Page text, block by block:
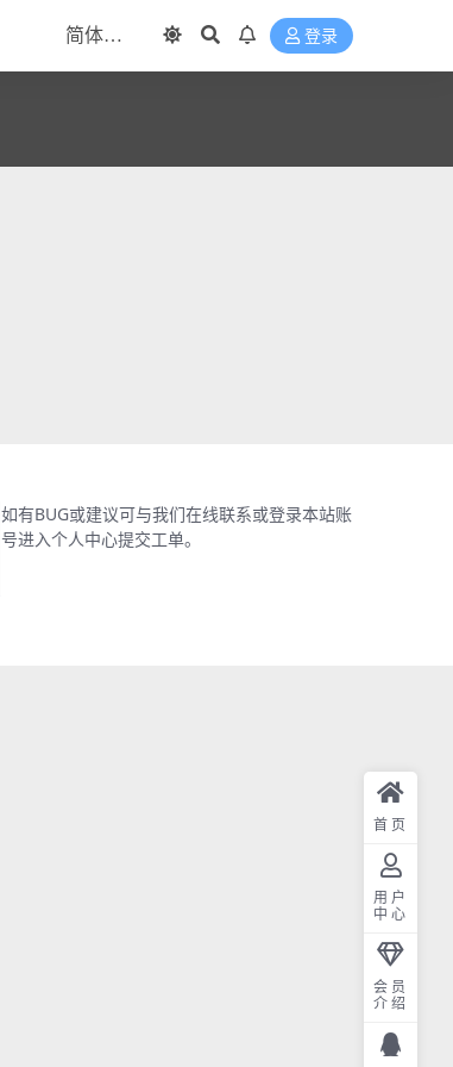
登录
如有BUG或建议可与我们在线联系或登录本站账
号进入个人中心提交工单。
首页
用户
中心
会员
介绍